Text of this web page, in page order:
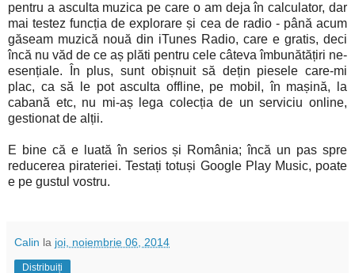
pentru a asculta muzica pe care o am deja în calculator, dar
mai testez funcția de explorare și cea de radio - până acum
găseam muzică nouă din iTunes Radio, care e gratis, deci
încă nu văd de ce aș plăti pentru cele câteva îmbunătățiri ne-
esențiale. În plus, sunt obișnuit să dețin piesele care-mi
plac, ca să le pot asculta offline, pe mobil, în mașină, la
cabană etc, nu mi-aș lega colecția de un serviciu online,
gestionat de alții.
E bine că e luată în serios și România; încă un pas spre
reducerea pirateriei. Testați totuși Google Play Music, poate
e pe gustul vostru.
Calin la joi, noiembrie 06, 2014
Distribuiți